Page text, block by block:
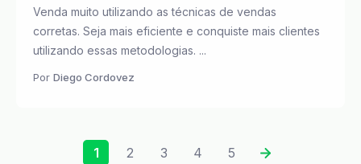
Venda muito utilizando as técnicas de vendas
corretas. Seja mais eficiente e conquiste mais clientes
utilizando essas metodologias. ...
Por Diego Cordovez
1 2 3 4 5